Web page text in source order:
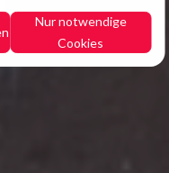
Nur notwendige
Cookies